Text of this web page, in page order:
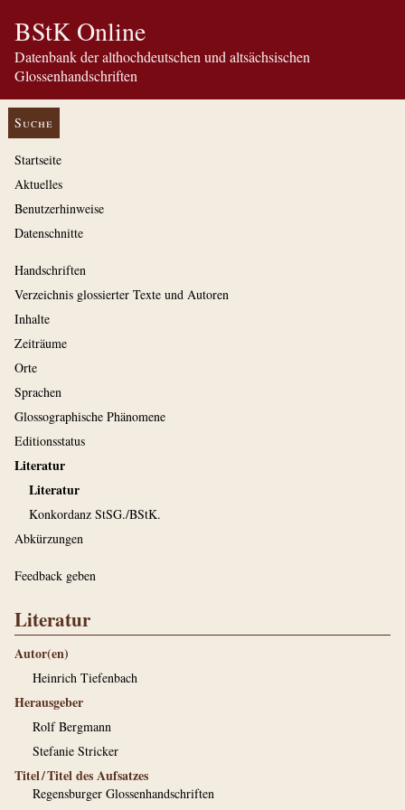
BStK Online
Datenbank der althochdeutschen und altsächsischen
Glossenhandschriften
Suche
Startseite
Aktuelles
Benutzerhinweise
Datenschnitte
Handschriften
Verzeichnis glossierter Texte und Autoren
Inhalte
Zeiträume
Orte
Sprachen
Glossographische Phänomene
Editionsstatus
Literatur
Literatur
Konkordanz StSG./BStK.
Abkürzungen
Feedback geben
Literatur
Autor(en)
Heinrich Tiefenbach
Herausgeber
Rolf Bergmann
Stefanie Stricker
Titel / Titel des Aufsatzes
Regensburger Glossenhandschriften